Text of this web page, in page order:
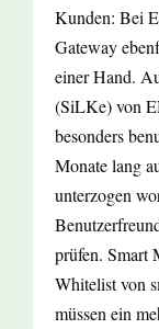
Kunden: Bei
Gateway
einer Hand.
(SiLKe) von
besonders
Monate lang
unterzogen
prüfen. Smart
Whitelist von
müssen ein